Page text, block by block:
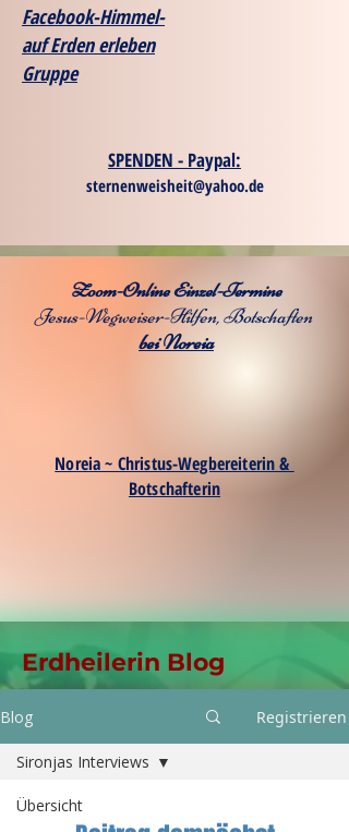
Facebook-Himmel-
auf Erden erleben
Gruppe
SPENDEN - Paypal:
sternenweisheit@yahoo.de
Zoom-Online Einzel-Termine
Jesus-Wegweiser-Hilfen, Botschaften
bei Noreia
Noreia ~ Christus-Wegbereiterin &
Botschafterin
Erdheilerin Blog
Blog Registrieren
Übersicht
Sironjas Interviews